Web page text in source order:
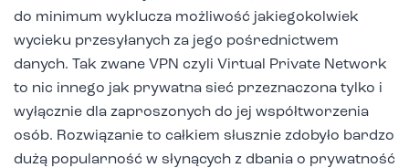
do minimum wyklucza możliwość jakiegokolwiek
wycieku przesyłanych za jego pośrednictwem
danych. Tak zwane VPN czyli Virtual Private Network
to nic innego jak prywatna sieć przeznaczona tylko i
wyłącznie dla zaproszonych do jej współtworzenia
osób. Rozwiązanie to całkiem słusznie zdobyło bardzo
dużą popularność w słynących z dbania o prywatność